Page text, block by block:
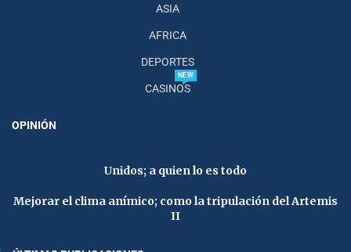
ASIA
AFRICA
DEPORTES
CASINOS
NEW
OPINIÓN
Unidos; a quien lo es todo
Mejorar el clima anímico; como la tripulación del Artemis
II